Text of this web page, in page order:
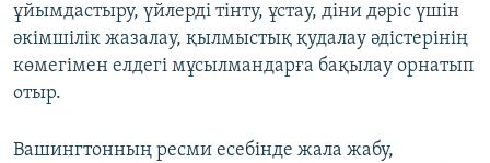
ұйымдастыру, үйлерді тінту, ұстау, діни дәріс үшін
әкімшілік жазалау, қылмыстық қудалау әдістерінің
көмегімен елдегі мұсылмандарға бақылау орнатып
отыр.
Вашингтонның ресми есебінде жала жабу,